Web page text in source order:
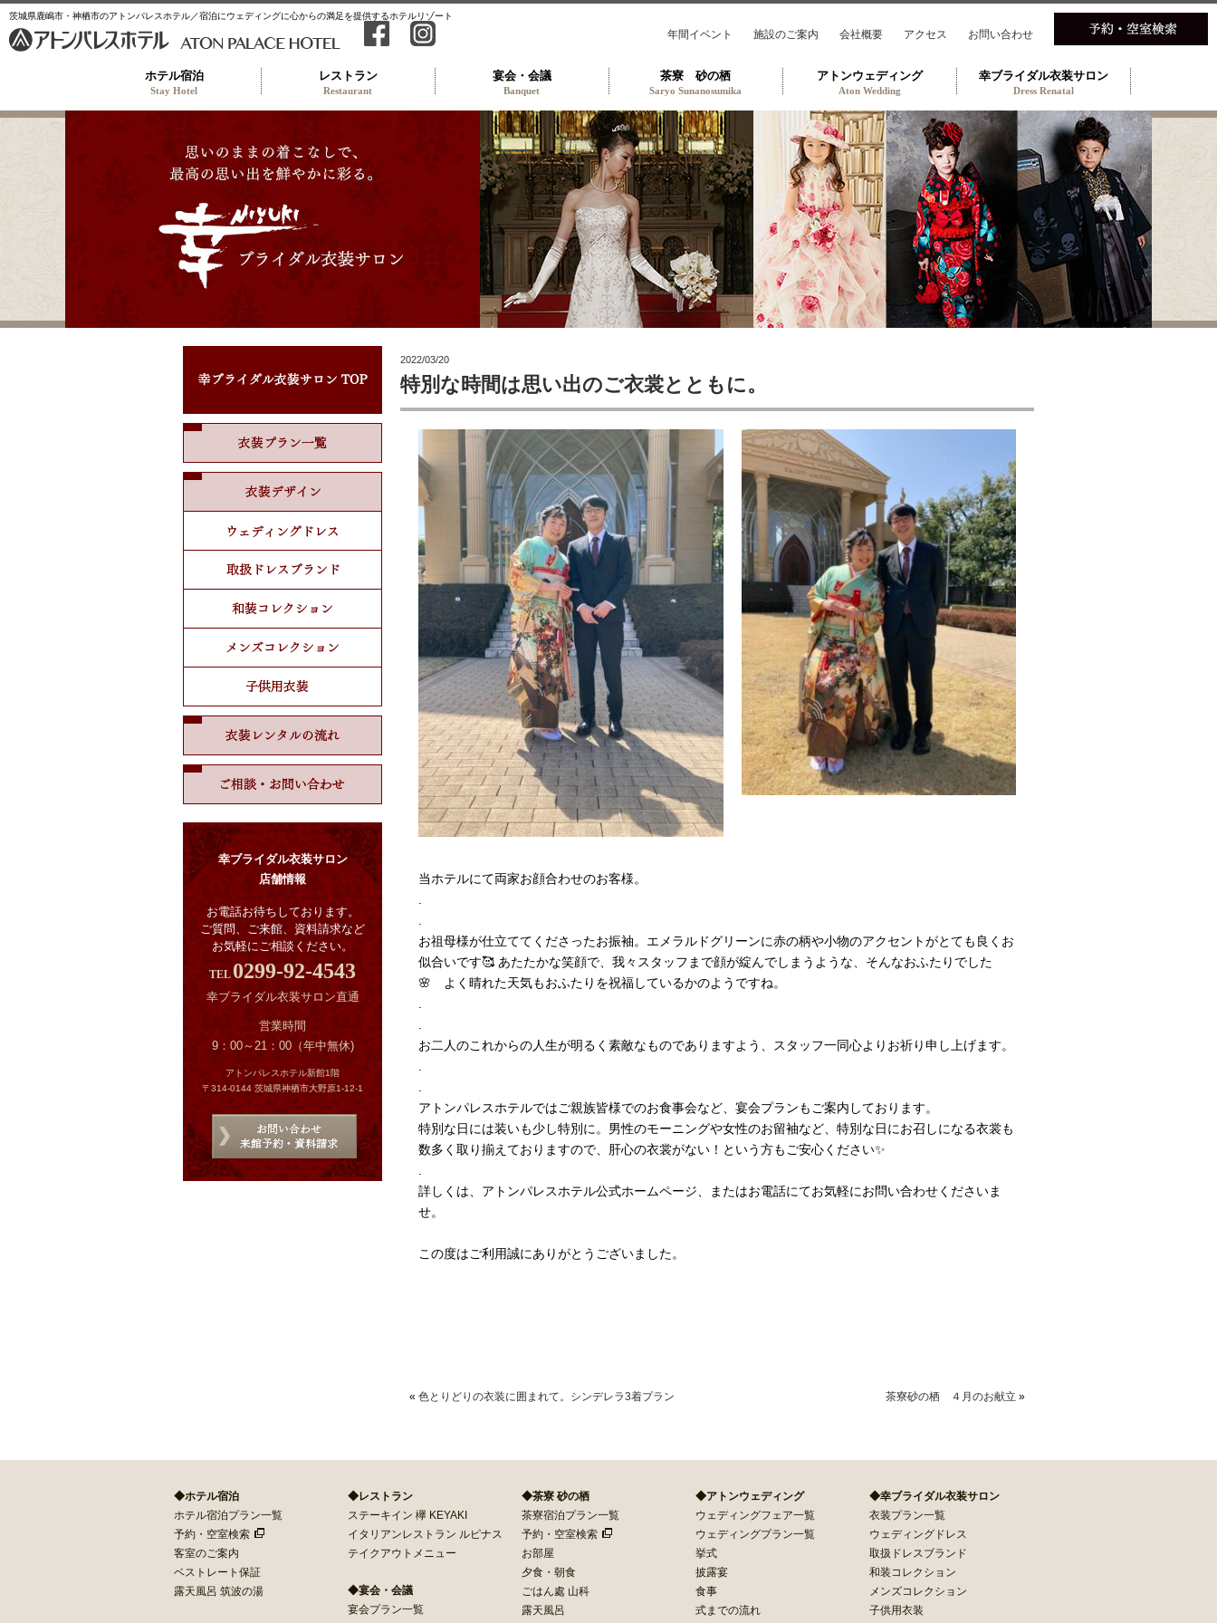
茨城県鹿嶋市・神栖市のアトンパレスホテル／宿泊にウェディングに心からの満足を提供するホテルリゾート
年間イベント 施設のご案内 会社概要 アクセス お問い合わせ
ホテル宿泊
Stay Hotel
レストラン
Restaurant
宴会・会議
Banquet
茶寮 砂の栖
Saryo Sunanosumika
アトンウェディング
Aton Wedding
幸ブライダル衣装サロン
Dress Renatal
2022/03/20
特別な時間は思い出のご衣裳とともに。
当ホテルにて両家お顔合わせのお客様。
お祖母様が仕立ててくださったお振袖。エメラルドグリーンに赤の柄や小物のアクセントがとても良くお
似合いです🥰 あたたかな笑顔で、我々スタッフまで顔が綻んでしまうような、そんなおふたりでした
🌸 よく晴れた天気もおふたりを祝福しているかのようですね。
お二人のこれからの人生が明るく素敵なものでありますよう、スタッフ一同心よりお祈り申し上げます。
アトンパレスホテルではご親族皆様でのお食事会など、宴会プランもご案内しております。
特別な日には装いも少し特別に。男性のモーニングや女性のお留袖など、特別な日にお召しになる衣裳も
数多く取り揃えておりますので、肝心の衣裳がない！という方もご安心ください✨
詳しくは、アトンパレスホテル公式ホームページ、またはお電話にてお気軽にお問い合わせくださいま
せ。
この度はご利用誠にありがとうございました。
« 色とりどりの衣装に囲まれて。シンデレラ3着プラン 茶寮砂の栖 ４月のお献立 »
幸ブライダル衣装サロン TOP
衣装プラン
衣装デザイン
取扱ドレスブランド
和装コレクション
メンズコレクション
子供用ドレス
衣装レンタルの流れ
ご相談・お問い合わせ
幸ブライダル衣装サロン
店舗情報
お電話お待ちしております。
ご質問、ご来館、資料請求など
お気軽にご相談ください。
0299-92-4543
幸ブライダル衣装サロン直通
営業時間
9：00～21：00（年中無休)
アトンパレスホテル新館1階
〒314-0144 茨城県神栖市大野原1-12-1
◆ホテル宿泊
ホテル宿泊プラン一覧
予約・空室検索
客室のご案内
ベストレート保証
露天風呂 筑波の湯
◆レストラン
ステーキイン 欅 KEYAKI
イタリアンレストラン ルピナス
テイクアウトメニュー
◆宴会・会議
宴会プラン一覧
◆茶寮 砂の栖
茶寮宿泊プラン一覧
予約・空室検索
お部屋
夕食・朝食
ごはん處 山科
露天風呂
◆アトンウェディング
ウェディングフェア一覧
ウェディングプラン一覧
挙式
披露宴
食事
式までの流れ
◆幸ブライダル衣装サロン
衣装プラン一覧
ウェディングドレス
取扱ドレスブランド
和装コレクション
メンズコレクション
子供用衣装